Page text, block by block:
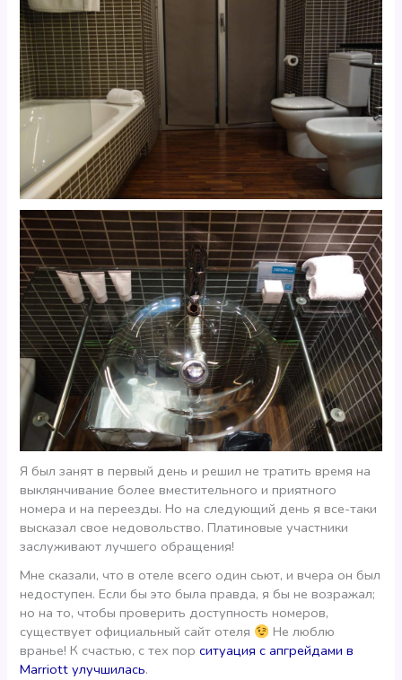
Я был занят в первый день и решил не тратить время на
выклянчивание более вместительного и приятного
номера и на переезды. Но на следующий день я все-таки
высказал свое недовольство. Платиновые участники
заслуживают лучшего обращения!
Мне сказали, что в отеле всего один сьют, и вчера он был
недоступен. Если бы это была правда, я бы не возражал;
но на то, чтобы проверить доступность номеров,
существует официальный сайт отеля
Не люблю
вранье! К счастью, с тех порситуация с апгрейдами в
Marriott улучшилась.